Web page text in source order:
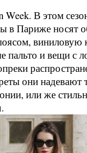
Week. В этом
в Париже носят
виниловую
пальто и вещи с
они надевают
или же